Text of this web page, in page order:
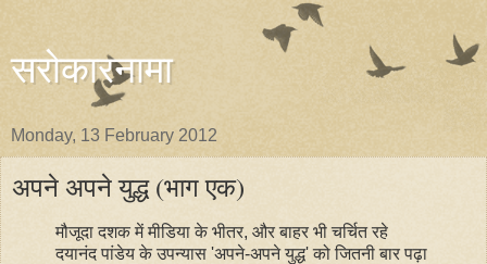
सरोकारनामा
Monday, 13 February 2012
अपने अपने युद्ध (भाग एक)
मौजूदा दशक में मीडिया के भीतर, और बाहर भी चर्चित रहे
दयानंद पांडेय के उपन्यास 'अपने-अपने युद्ध' को जितनी बार पढ़ा